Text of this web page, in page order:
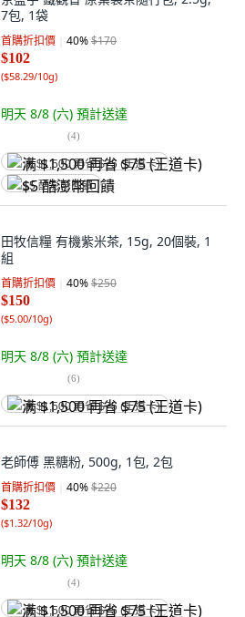
7包, 1袋
首購折扣價 40%$170
$102
($58.29/10g)
明天 8/8 (六) 預計送達
(4)
满 $1,500 再省 $75 (王道卡)
$5 酷澎幣回饋
田牧信糧 有機紫米茶, 15g, 20個裝, 1
組
首購折扣價 40%$250
$150
($5.00/10g)
明天 8/8 (六) 預計送達
(6)
满 $1,500 再省 $75 (王道卡)
老師傅 黑糖粉, 500g, 1包, 2包
首購折扣價 40%$220
$132
($1.32/10g)
明天 8/8 (六) 預計送達
(4)
满 $1,500 再省 $75 (王道卡)